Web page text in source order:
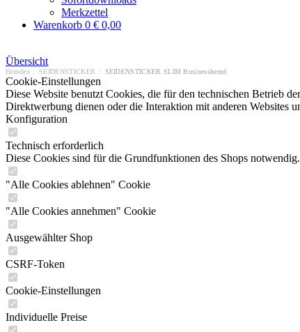
Merkzettel
Warenkorb 0 € 0,00
Übersicht
Hemden SEIDENSTICKER SEIDENSTICKER SLIM Businesshemd
Cookie-Einstellungen
Diese Website benutzt Cookies, die für den technischen Betrieb
Direktwerbung dienen oder die Interaktion mit anderen Websites
Konfiguration
Technisch erforderlich
Diese Cookies sind für die Grundfunktionen des Shops notwendig.
"Alle Cookies ablehnen" Cookie
"Alle Cookies annehmen" Cookie
Ausgewählter Shop
CSRF-Token
Cookie-Einstellungen
Individuelle Preise